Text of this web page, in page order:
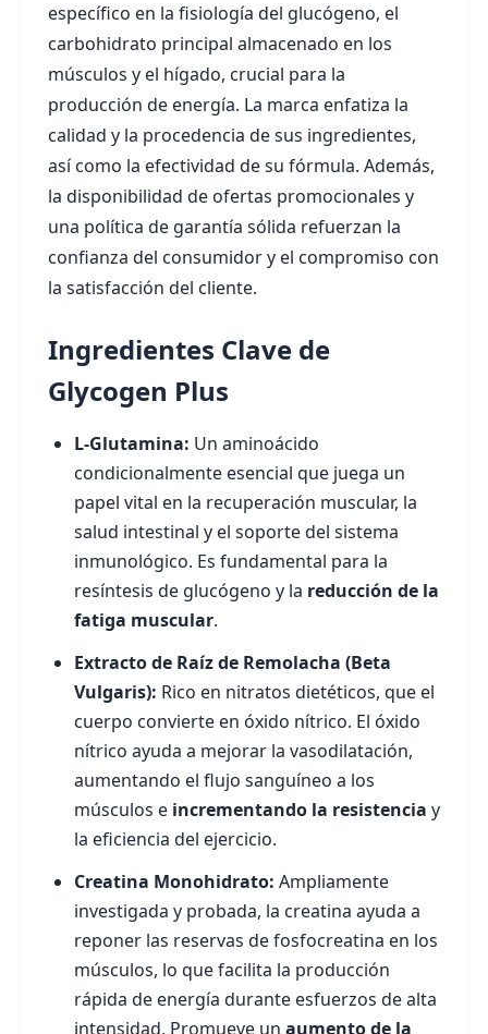
específico en la fisiología del glucógeno, el
carbohidrato principal almacenado en los
músculos y el hígado, crucial para la
producción de energía. La marca enfatiza la
calidad y la procedencia de sus ingredientes,
así como la efectividad de su fórmula. Además,
la disponibilidad de ofertas promocionales y
una política de garantía sólida refuerzan la
confianza del consumidor y el compromiso con
la satisfacción del cliente.
Ingredientes Clave de
Glycogen Plus
L-Glutamina: Un aminoácido
condicionalmente esencial que juega un
papel vital en la recuperación muscular, la
salud intestinal y el soporte del sistema
inmunológico. Es fundamental para la
resíntesis de glucógeno y la reducción de la
fatiga muscular.
Extracto de Raíz de Remolacha (Beta
Vulgaris): Rico en nitratos dietéticos, que el
cuerpo convierte en óxido nítrico. El óxido
nítrico ayuda a mejorar la vasodilatación,
aumentando el flujo sanguíneo a los
músculos e incrementando la resistencia y
la eficiencia del ejercicio.
Creatina Monohidrato: Ampliamente
investigada y probada, la creatina ayuda a
reponer las reservas de fosfocreatina en los
músculos, lo que facilita la producción
rápida de energía durante esfuerzos de alta
intensidad. Promueve un aumento de la